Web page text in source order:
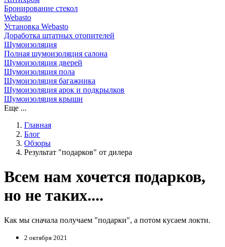
Бронирование стекол
Webasto
Установка Webasto
Доработка штатных отопителей
Шумоизоляция
Полная шумоизоляция салона
Шумоизоляция дверей
Шумоизоляция пола
Шумоизоляция багажника
Шумоизоляция арок и подкрылков
Шумоизоляция крыши
Еще ...
Главная
Блог
Обзоры
Результат "подарков" от дилера
Всем нам хочется подарков,
но не таких....
Как мы сначала получаем "подарки", а потом кусаем локти.
2 октября 2021